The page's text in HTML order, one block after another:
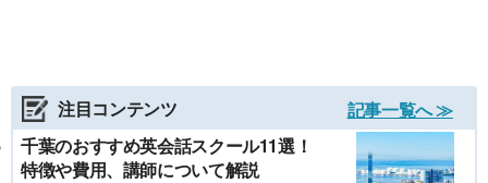
注目コンテンツ
記事一覧へ ≫
千葉のおすすめ英会話スクール11選！
特徴や費用、講師について解説